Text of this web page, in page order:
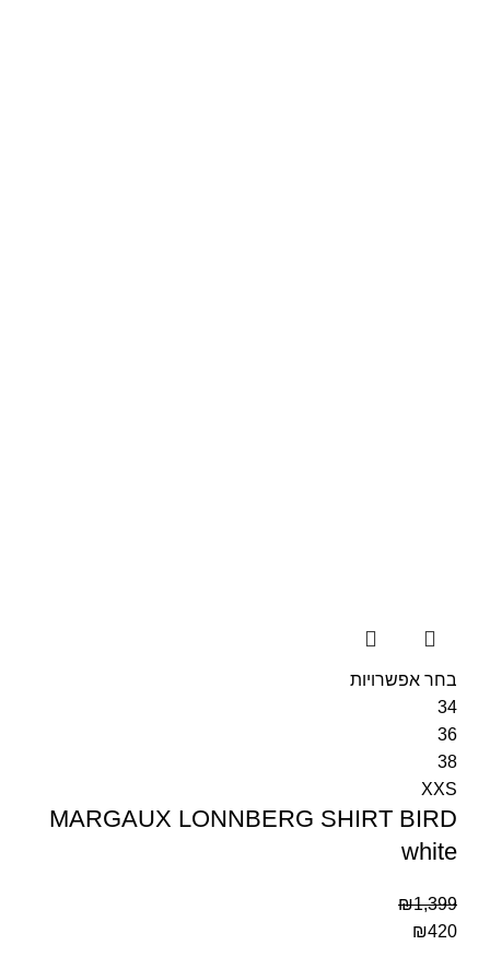
בחר אפשרויות
34
36
38
XXS
MARGAUX LONNBERG SHIRT BIRD
white
₪1,399
₪420